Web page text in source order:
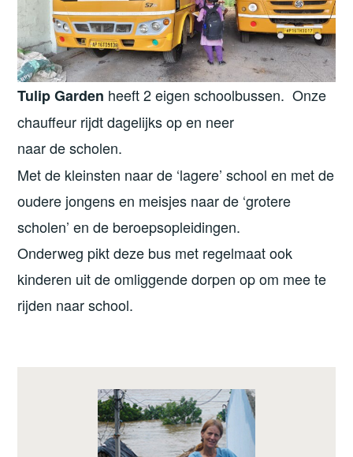
Tulip Garden heeft 2 eigen schoolbussen. Onze
chauffeur rijdt dagelijks op en neer
naar de scholen.
Met de kleinsten naar de ‘lagere’ school en met de
oudere jongens en meisjes naar de ‘grotere
scholen’ en de beroepsopleidingen.
Onderweg pikt deze bus met regelmaat ook
kinderen uit de omliggende dorpen op om mee te
rijden naar school.